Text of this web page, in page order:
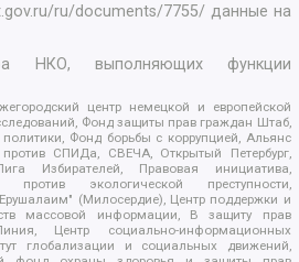
ru/documents/7755/ данные на
НКО, выполняющих функции
центр немецкой и европейской
Фонд защиты прав граждан Штаб,
Фонд борьбы с коррупцией, Альянс
СПИДа, СВЕЧА, Открытый Петербург,
Избирателей, Правовая инициатива,
против экологической преступности,
(Милосердие), Центр поддержки и
массовой информации, В защиту прав
Центр социально-информационных
глобализации и социальных движений,